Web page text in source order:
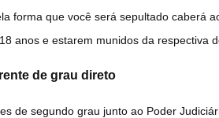
forma que você será sepultado caberá
anos e estarem munidos da respectiva
de grau direto
de segundo grau junto ao Poder